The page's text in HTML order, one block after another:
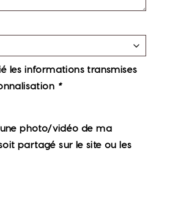
les informations transmises
*
photo/vidéo de ma
partagé sur le site ou les